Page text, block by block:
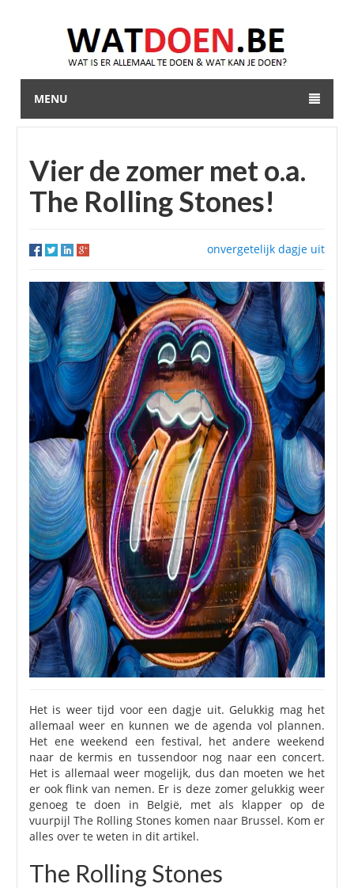
MENU
Vier de zomer met o.a.
The Rolling Stones!
onvergetelijk dagje uit
Het is weer tijd voor een dagje uit. Gelukkig mag het
allemaal weer en kunnen we de agenda vol plannen.
Het ene weekend een festival, het andere weekend
naar de kermis en tussendoor nog naar een concert.
Het is allemaal weer mogelijk, dus dan moeten we het
er ook flink van nemen. Er is deze zomer gelukkig weer
genoeg te doen in België, met als klapper op de
vuurpijl The Rolling Stones komen naar Brussel. Kom er
alles over te weten in dit artikel.
The Rolling Stones